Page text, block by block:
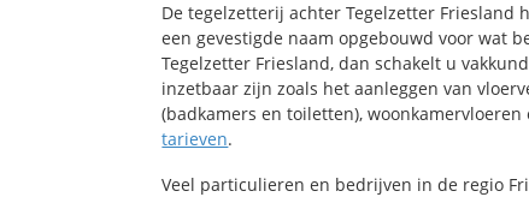
De tegelzetterij achter Tegelzetter Friesland
een gevestigde naam opgebouwd voor wat
Tegelzetter Friesland, dan schakelt u
inzetbaar zijn zoals het aanleggen van
(badkamers en toiletten),
tarieven.
Veel particulieren en bedrijven in de regio